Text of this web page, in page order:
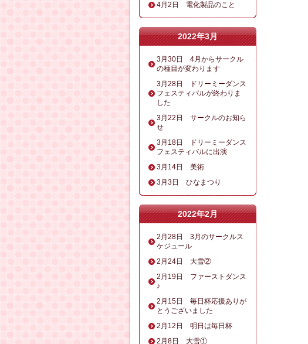
4月2日 電化製品のこと
2022年3月
3月30日 4月からサークル
の種目が変わります
3月28日 ドリーミーダンス
フェスティバルが終わりま
した
3月22日 サークルのお知ら
せ
3月18日 ドリーミーダンス
フェスティバルに出演
3月14日 美術
3月3日 ひなまつり
2022年2月
2月28日 3月のサークルス
ケジュール
2月24日 大雪②
2月19日 ファーストダンス
♪
2月15日 毎日杯応援ありが
とうございました
2月12日 明日は毎日杯
2月8日 大雪①